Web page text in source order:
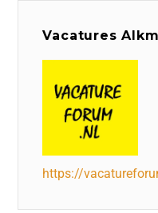
Vacatures
https://